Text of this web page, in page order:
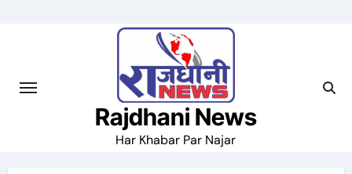
Rajdhani News
Har Khabar Par Najar